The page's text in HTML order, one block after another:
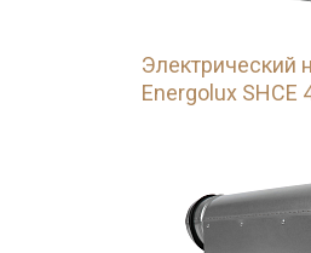
Электрический
Energolux SHCE